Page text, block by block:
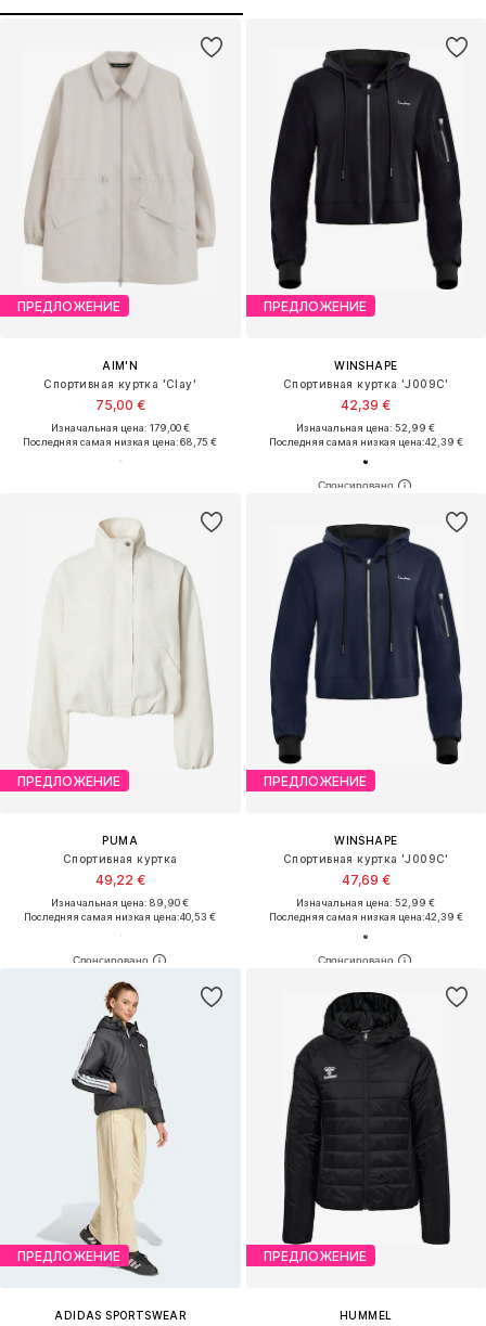
ПРЕДЛОЖЕНИЕ
AIM'N
Спортивная куртка 'Clay'
75,00 €
Изначальная цена: 179,00 €
Последняя самая низкая цена:68,75 €
ПРЕДЛОЖЕНИЕ
WINSHAPE
Спортивная куртка 'J009C'
42,39 €
Изначальная цена: 52,99 €
Последняя самая низкая цена:42,39 €
ПРЕДЛОЖЕНИЕ
PUMA
Спортивная куртка
49,22 €
Изначальная цена: 89,90 €
Последняя самая низкая цена:40,53 €
ПРЕДЛОЖЕНИЕ
WINSHAPE
Спортивная куртка 'J009C'
47,69 €
Изначальная цена: 52,99 €
Последняя самая низкая цена:42,39 €
ПРЕДЛОЖЕНИЕ
ADIDAS SPORTSWEAR
ПРЕДЛОЖЕНИЕ
HUMMEL